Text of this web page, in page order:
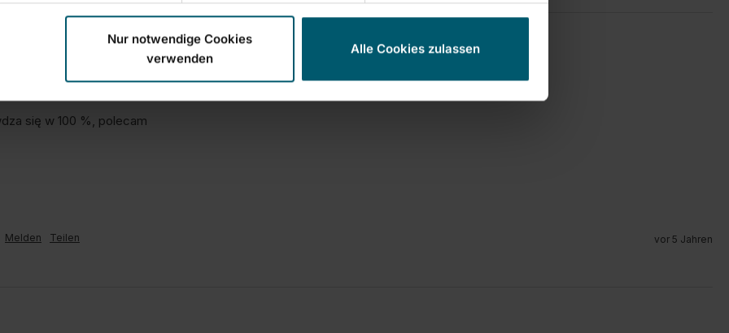
Nur notwendige Cookies
verwenden
Alle Cookies zulassen
się w 100 %, polecam
Melden Teilen vor 5 Jahren